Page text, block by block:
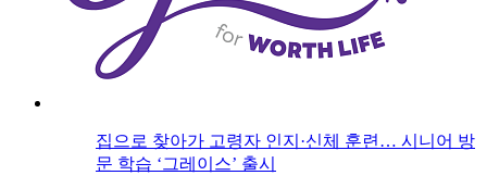
집으로 찾아가 고령자 인지·신체 훈련… 시니어 방
문 학습 ‘그레이스’ 출시